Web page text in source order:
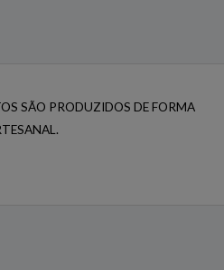
SÃO PRODUZIDOS DE FORMA